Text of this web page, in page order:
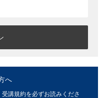
へ
講規約を必ずお読みくださ